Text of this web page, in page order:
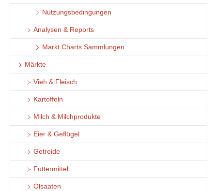
Nutzungsbedingungen
Analysen & Reports
Markt Charts Sammlungen
Märkte
Vieh & Fleisch
Kartoffeln
Milch & Milchprodukte
Eier & Geflügel
Getreide
Futtermittel
Ölsaaten